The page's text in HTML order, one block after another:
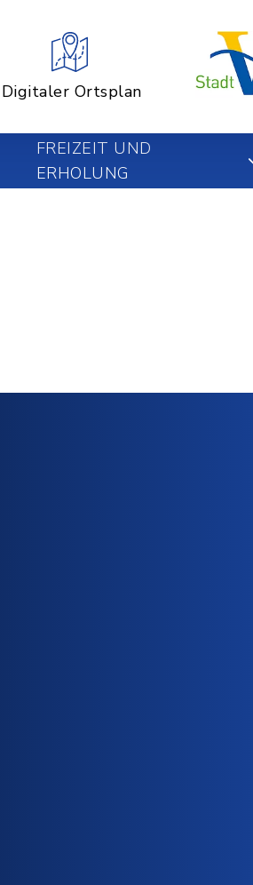
Digitaler Ortsplan
FREIZEIT UND
ERHOLUNG